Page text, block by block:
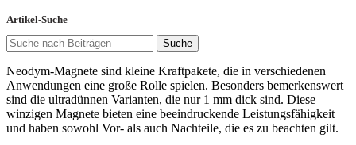
Artikel-Suche
Suche
Neodym-Magnete sind kleine Kraftpakete, die in verschiedenen
Anwendungen eine große Rolle spielen. Besonders bemerkenswert
sind die ultradünnen Varianten, die nur 1 mm dick sind. Diese
winzigen Magnete bieten eine beeindruckende Leistungsfähigkeit
und haben sowohl Vor- als auch Nachteile, die es zu beachten gilt.